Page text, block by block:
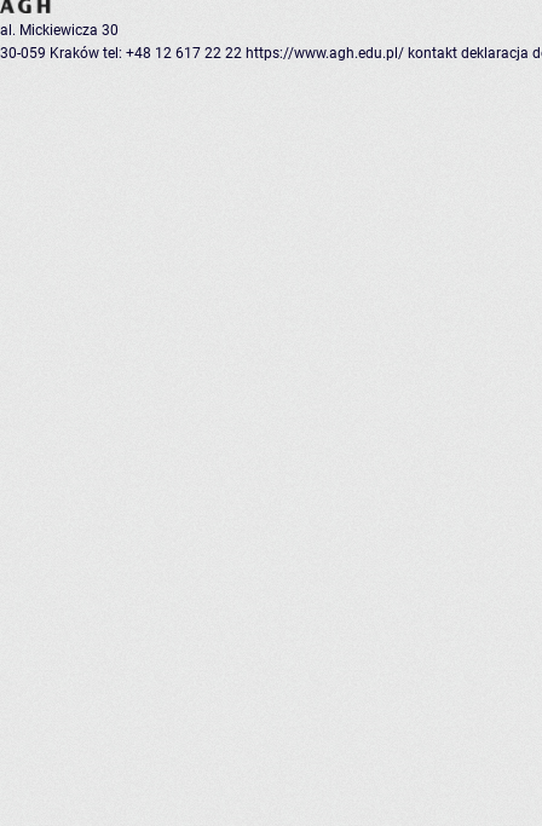
al. Mickiewicza 30
30-059 Kraków tel: +48 12 617 22 22 https://www.agh.edu.pl/ kontakt deklaracja